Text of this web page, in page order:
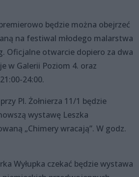
będzie można obejrzeć
na festiwal młodego malarstwa
Oficjalne otwarcie dopiero za dwa
w Galerii Poziom 4. oraz
24:00.
Pl. Żołnierza 11/1 będzie
wystawę Leszka
„Chimery wracają”. W godz.
Wyłupka czekać będzie wystawa